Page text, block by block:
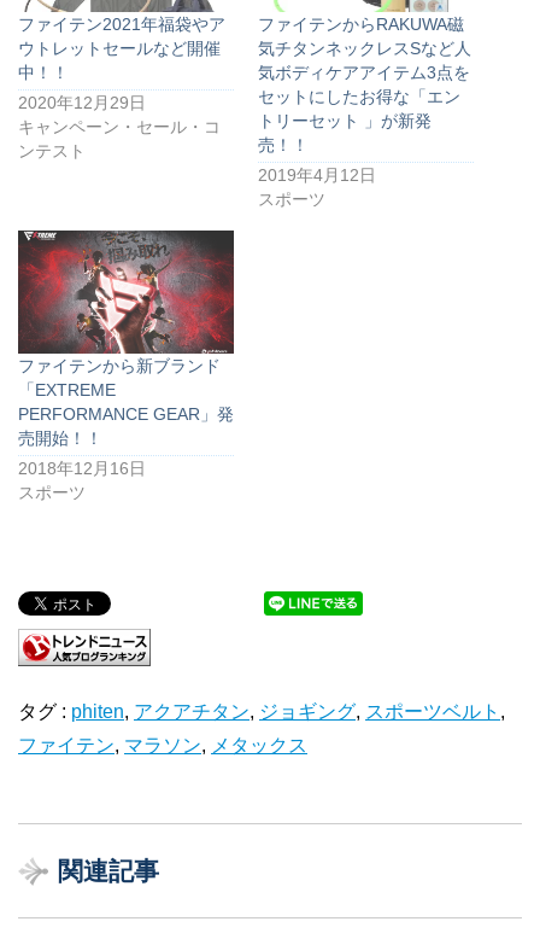
ファイテン2021年福袋やア
ウトレットセールなど開催
中！！
2020年12月29日
キャンペーン・セール・コ
ンテスト
ファイテンからRAKUWA磁
気チタンネックレスSなど人
気ボディケアアイテム3点を
セットにしたお得な「エン
トリーセット 」が新発
売！！
2019年4月12日
スポーツ
ファイテンから新ブランド
「EXTREME
PERFORMANCE GEAR」発
売開始！！
2018年12月16日
スポーツ
タグ : phiten, アクアチタン, ジョギング, スポーツベルト ,
ファイテン, マラソン, メタックス
関連記事